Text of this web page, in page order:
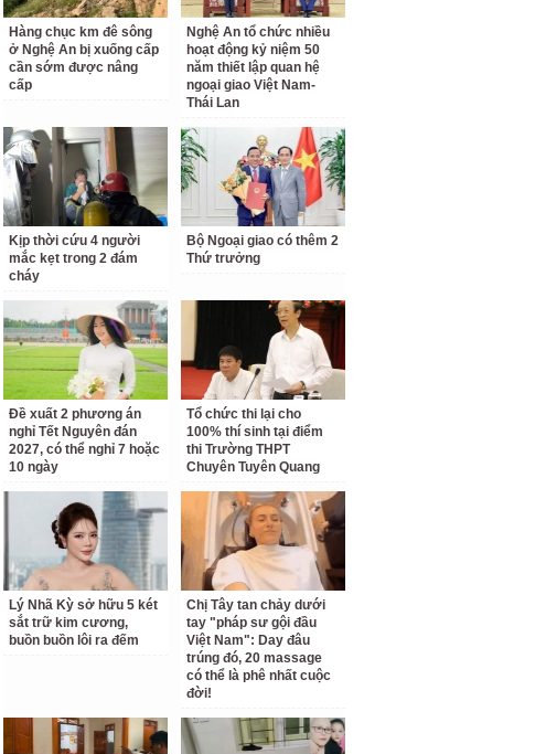
Hàng chục km đê sông
ở Nghệ An bị xuống cấp
cần sớm được nâng
cấp
Nghệ An tổ chức nhiều
hoạt động kỷ niệm 50
năm thiết lập quan hệ
ngoại giao Việt Nam-
Thái Lan
Kịp thời cứu 4 người
mắc kẹt trong 2 đám
cháy
Bộ Ngoại giao có thêm 2
Thứ trưởng
Đề xuất 2 phương án
nghỉ Tết Nguyên đán
2027, có thể nghỉ 7 hoặc
10 ngày
Tổ chức thi lại cho
100% thí sinh tại điểm
thi Trường THPT
Chuyên Tuyên Quang
Lý Nhã Kỳ sở hữu 5 két
sắt trữ kim cương,
buồn buồn lôi ra đếm
Chị Tây tan chảy dưới
tay "pháp sư gội đầu
Việt Nam": Day đâu
trúng đó, 20 massage
có thể là phê nhất cuộc
đời!